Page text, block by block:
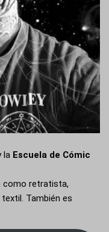
la Escuela de Cómic
como retratista,
También es